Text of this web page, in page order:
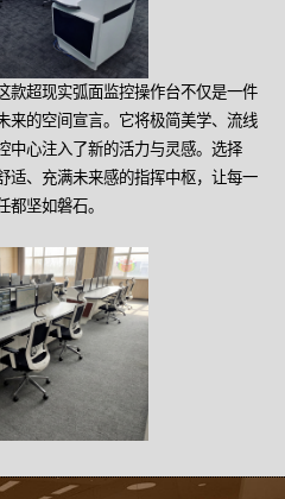
款超现实弧面监控操作台不仅是一件
来的空间宣言。它将极简美学、流线
中心注入了新的活力与灵感。选择
适、充满未来感的指挥中枢，让每一
都坚如磐石。